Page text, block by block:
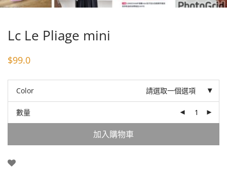
Lc Le Pliage mini
$99.0
Color 請選取一個選項
數量
加入購物車